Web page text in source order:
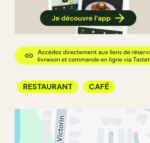
RESTAURANT CAFÉ